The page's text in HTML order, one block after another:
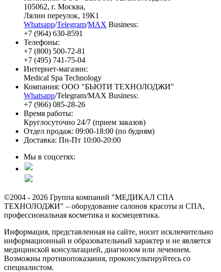
105062, г. Москва,
Лялин переулок, 19К1
Whatsapp/Telegram/MAX Business:
+7 (964) 630-8591
Телефоны:
+7 (800) 500-72-81
+7 (495) 741-75-04
Интернет-магазин:
Medical Spa Technology
Компания: ООО "БЬЮТИ ТЕХНОЛОДЖИ"
Whatsapp/Telegram/MAX Business:
+7 (966) 085-28-26
Время работы:
Круглосуточно 24/7 (прием заказов)
Отдел продаж: 09:00-18:00 (по будням)
Доставка: Пн-Пт 10:00-20:00
Мы в соцсетях:
©2004 - 2026 Группа компаний "МЕДИКАЛ СПА
ТЕХНОЛОДЖИ" – оборудование салонов красоты и СПА,
профессиональная косметика и космецевтика.
Информация, представленная на сайте, носит исключительно
информационный и образовательный характер и не является
медицинской консультацией, диагнозом или лечением.
Возможны противопоказания, проконсультируйтесь со
специалистом.